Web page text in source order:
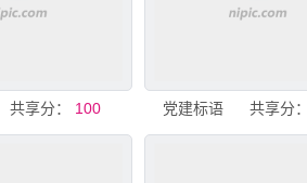
共享分： 100 党建标语 共享分：